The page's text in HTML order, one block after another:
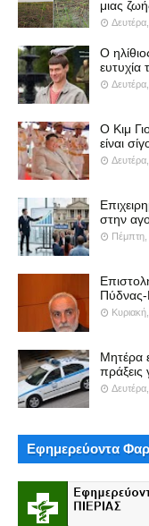
μιας
Ο
ευτυχία
Ο Κιμ
είναι
στην
Πύδνας-
Μητέρα
πράξεις
Εφημερεύοντα